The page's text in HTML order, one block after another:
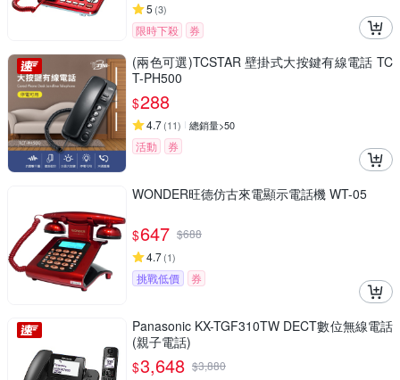
5 (3)
限時下殺 券
(兩色可選)TCSTAR 壁掛式大按鍵有線電話 TC
T-PH500
$288
4.7(11) 總銷量>50
活動 券
WONDER旺德仿古來電顯示電話機 WT-05
$647 $688
4.7(1)
挑戰低價 券
Panasonic KX-TGF310TW DECT數位無線電話
(親子電話)
$3,648 $3,880